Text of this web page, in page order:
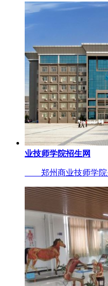
业技师学院招生网
郑州商业技师学院